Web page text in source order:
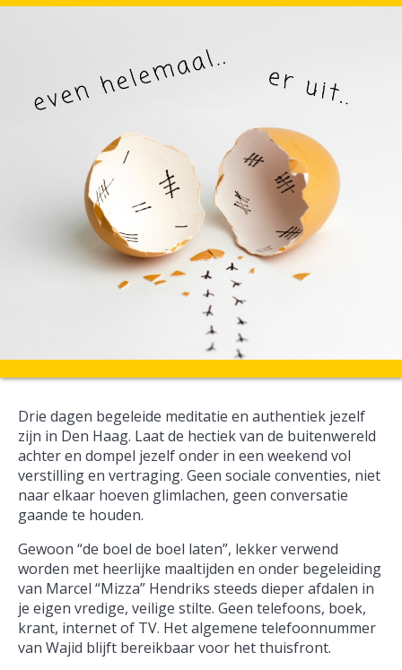
Drie dagen begeleide meditatie en authentiek jezelf
zijn in Den Haag. Laat de hectiek van de buitenwereld
achter en dompel jezelf onder in een weekend vol
verstilling en vertraging. Geen sociale conventies, niet
naar elkaar hoeven glimlachen, geen conversatie
gaande te houden.
Gewoon “de boel de boel laten”, lekker verwend
worden met heerlijke maaltijden en onder begeleiding
van Marcel “Mizza” Hendriks steeds dieper afdalen in
je eigen vredige, veilige stilte. Geen telefoons, boek,
krant, internet of TV. Het algemene telefoonnummer
van Wajid blijft bereikbaar voor het thuisfront.